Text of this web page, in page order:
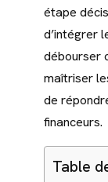
étape
d’intégrer
débourser
maîtriser
de
financeurs.
Table